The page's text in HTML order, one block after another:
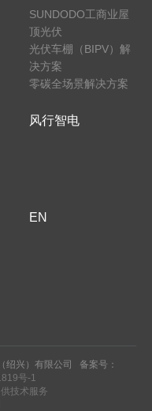
SUNDODO工商业屋
顶光伏
光伏车棚（BIPV）解
决方案
零碳全场景解决方案
风行智电
EN
绍兴）有限公司 备案号：
号-1
技术服务